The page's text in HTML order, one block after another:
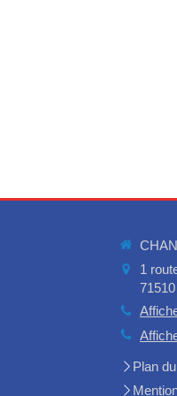
1
71510
Plan